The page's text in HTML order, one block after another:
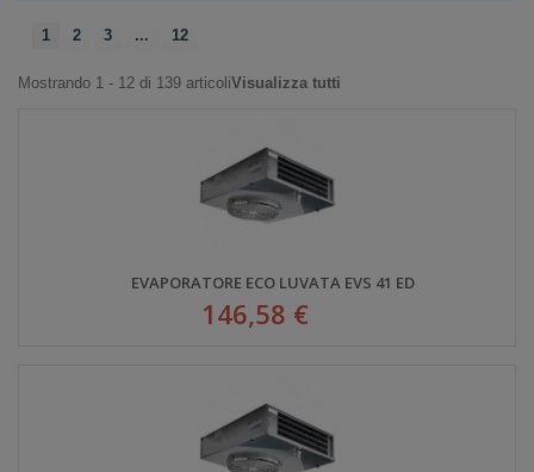
1 2 3 ... 12
Mostrando 1 - 12 di 139 articoliVisualizza tutti
EVAPORATORE ECO LUVATA EVS 41 ED
146,58 €